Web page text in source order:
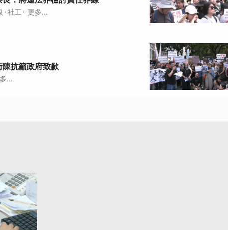
·社工 · 更多...
抗籲政府致歉
...